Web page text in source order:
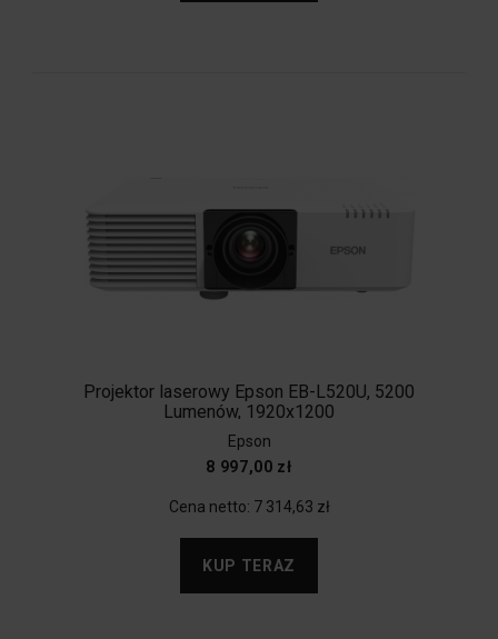
Projektor laserowy Epson EB-L520U, 5200
Lumenów, 1920x1200
Epson
8 997,00 zł
Cena netto: 7 314,63 zł
KUP TERAZ